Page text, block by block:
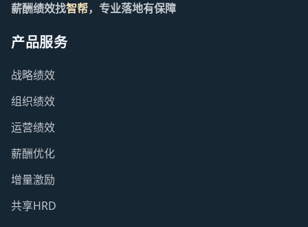
薪酬绩效找智帮，专业落地有保障
产品服务
战略绩效
组织绩效
运营绩效
薪酬优化
增量激励
共享HRD